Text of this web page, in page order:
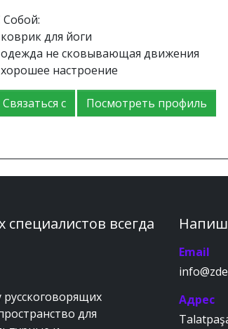
Собой:
для йоги
не сковывающая движения
настроение
Связаться с Посмотреть профиль
всегда
для
Email
Адрес